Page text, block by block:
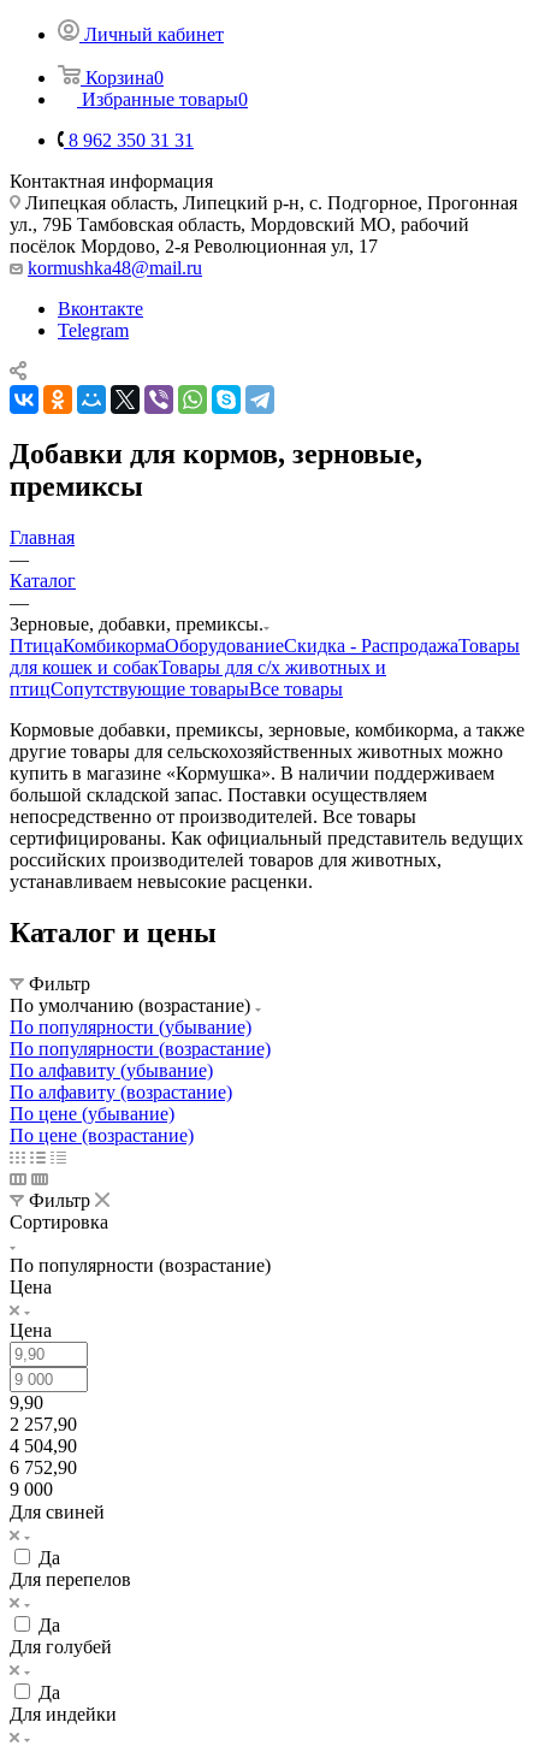
Личный кабинет
Корзина0
Избранные товары0
8 962 350 31 31
Контактная информация
Липецкая область, Липецкий р-н, с. Подгорное, Прогонная
ул., 79Б Тамбовская область, Мордовский МО, рабочий
посёлок Мордово, 2-я Революционная ул, 17
kormushka48@mail.ru
Вконтакте
Telegram
Добавки для кормов, зерновые,
премиксы
Главная
—
Каталог
—
Зерновые, добавки, премиксы.
ПтицаКомбикормаОборудованиеСкидка - РаспродажаТовары
для кошек и собакТовары для с/х животных и
птицСопутствующие товарыВсе товары
Кормовые добавки, премиксы, зерновые, комбикорма, а также
другие товары для сельскохозяйственных животных можно
купить в магазине «Кормушка». В наличии поддерживаем
большой складской запас. Поставки осуществляем
непосредственно от производителей. Все товары
сертифицированы. Как официальный представитель ведущих
российских производителей товаров для животных,
устанавливаем невысокие расценки.
Каталог и цены
Фильтр
По умолчанию (возрастание)
По популярности (убывание)
По популярности (возрастание)
По алфавиту (убывание)
По алфавиту (возрастание)
По цене (убывание)
По цене (возрастание)
Фильтр
Сортировка
По популярности (возрастание)
Цена
Цена
9,90
2 257,90
4 504,90
6 752,90
9 000
Для свиней
Да
Для перепелов
Да
Для голубей
Да
Для индейки